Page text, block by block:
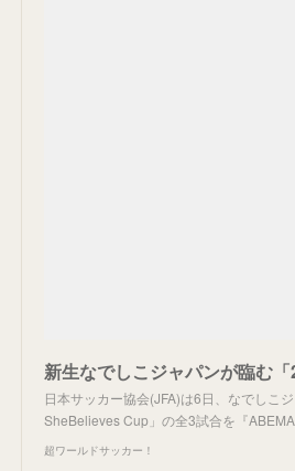
日本サッカー協会(JFA)は6日、なでしこ
SheBelieves Cup」の全3試合を『
超ワールドサッカー！